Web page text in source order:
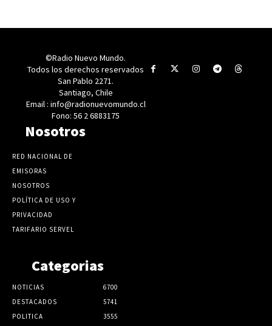
©Radio Nuevo Mundo.
Todos los derechos reservados
San Pablo 2271.
Santiago, Chile
Email : info@radionuevomundo.cl
Fono: 56 2 6883175
Nosotros
RED NACIONAL DE
EMISORAS
NOSOTROS
POLÍTICA DE USO Y
PRIVACIDAD
TARIFARIO SERVEL
Categorias
NOTICIAS
6700
DESTACADOS
5741
POLITICA
3555